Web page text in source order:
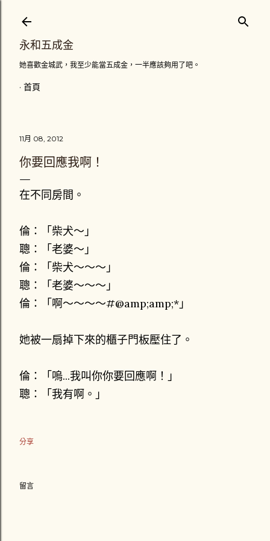
永和五成金
她喜歡金城武，我至少能當五成金，一半應該夠用了吧。
首頁
11月 08, 2012
你要回應我啊！
在不同房間。
倫：「柴犬～」
聰：「老婆～」
倫：「柴犬～～～」
聰：「老婆～～～」
倫：「啊～～～～#@amp;amp;*」
她被一扇掉下來的櫃子門板壓住了。
倫：「嗚...我叫你你要回應啊！」
聰：「我有啊。」
分享
留言